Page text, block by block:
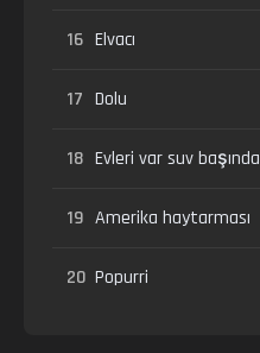
16 Elvacı
17 Dolu
18 Evleri var suv başında
19 Amerika haytarması
20 Popurri